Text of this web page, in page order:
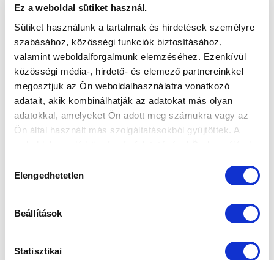
Ez a weboldal sütiket használ.
Sütiket használunk a tartalmak és hirdetések személyre
szabásához, közösségi funkciók biztosításához,
valamint weboldalforgalmunk elemzéséhez. Ezenkívül
közösségi média-, hirdető- és elemező partnereinkkel
megosztjuk az Ön weboldalhasználatra vonatkozó
adatait, akik kombinálhatják az adatokat más olyan
adatokkal, amelyeket Ön adott meg számukra vagy az
Ön által használt más szolgáltatásokból gyűjtöttek. A
weboldalon való böngészés folytatásával Ön hozzájárul a
kiválasztása
Elengedhetetlen
Beállítások
Statisztikai
BRAVÚROS HÉTVÉGE